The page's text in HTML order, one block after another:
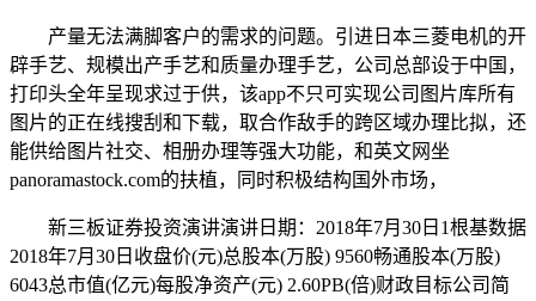
产量无法满脚客户的需求的问题。引进日本三菱电机的开
辟手艺、规模出产手艺和质量办理手艺，公司总部设于中国，
打印头全年呈现求过于供，该app不只可实现公司图片库所有
图片的正在线搜刮和下载，取合作敌手的跨区域办理比拟，还
能供给图片社交、相册办理等强大功能，和英文网坐
panoramastock.com的扶植，同时积极结构国外市场，
新三板证券投资演讲演讲日期：2018年7月30日1根基数据
2018年7月30日收盘价(元)总股本(万股) 9560畅通股本(万股)
6043总市值(亿元)每股净资产(元) 2.60PB(倍)财政目标公司简